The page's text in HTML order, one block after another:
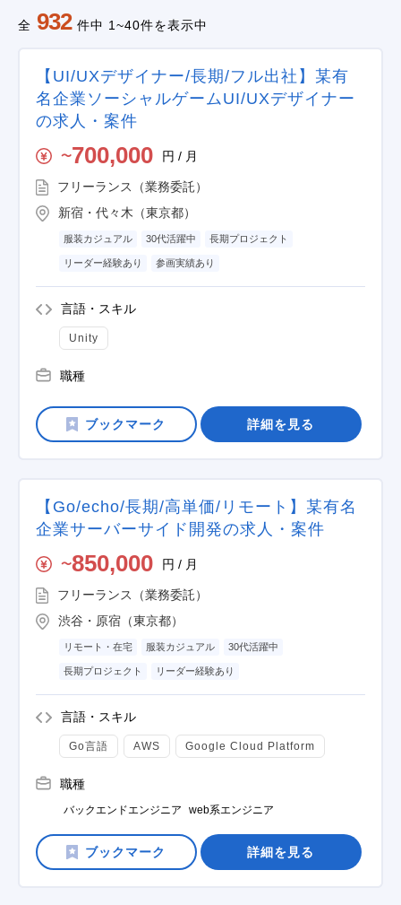
全 932 件中 1~40件を表示中
【UI/UXデザイナー/長期/フル出社】某有
名企業ソーシャルゲームUI/UXデザイナー
の求人・案件
〜700,000 円 / 月
フリーランス（業務委託）
新宿・代々木（東京都）
服装カジュアル 30代活躍中 長期プロジェクト
リーダー経験あり 参画実績あり
言語・スキル
Unity
職種
詳細を見る
【Go/echo/長期/高単価/リモート】某有名
企業サーバーサイド開発の求人・案件
〜850,000 円 / 月
フリーランス（業務委託）
渋谷・原宿（東京都）
リモート・在宅 服装カジュアル 30代活躍中
長期プロジェクト リーダー経験あり
言語・スキル
Go言語 AWS Google Cloud Platform
職種
バックエンドエンジニア web系エンジニア
詳細を見る